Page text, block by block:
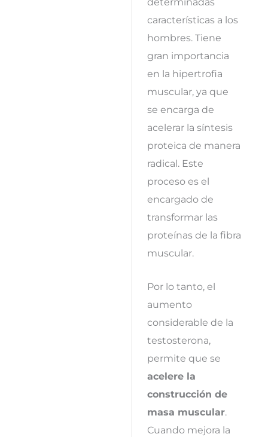
características a los
hombres. Tiene
gran importancia
en la hipertrofia
muscular, ya que
se encarga de
acelerar la síntesis
proteica de manera
radical. Este
proceso es el
encargado de
transformar las
proteínas de la fibra
muscular.
Por lo tanto, el
aumento
considerable de la
testosterona,
permite que se
acelere la
construcción de
masa muscular.
Cuando mejora la